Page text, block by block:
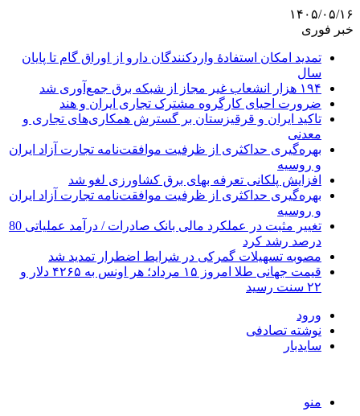
۱۴۰۵/۰۵/۱۶
خبر فوری
تمدید امکان استفادۀ واردکنندگان دارو از اوراق گام تا پایان
سال
۱۹۴ هزار انشعاب غیر مجاز از شبکه برق جمع‌آوری شد
ضرورت احیای کارگروه مشترک تجاری ایران و هند
تاکید ایران و قرقیزستان بر گسترش همکاری‌های تجاری و
معدنی
بهره‌گیری حداکثری از ظرفیت موافقت‌نامه تجارت آزاد ایران
و روسیه
افزایش پلکانی تعرفه بهای برق کشاورزی لغو شد
بهره‌گیری حداکثری از ظرفیت موافقت‌نامه تجارت آزاد ایران
و روسیه
تغییر مثبت در عملکرد مالی بانک صادرات / درآمد عملیاتی 80
درصد رشد کرد
مصوبه تسهیلات گمرکی در شرایط اضطرار تمدید شد
قیمت جهانی طلا امروز ۱۵ مرداد؛ هر اونس به ۴۲۶۵ دلار و
۲۲ سنت رسید
ورود
نوشته تصادفی
سایدبار
منو